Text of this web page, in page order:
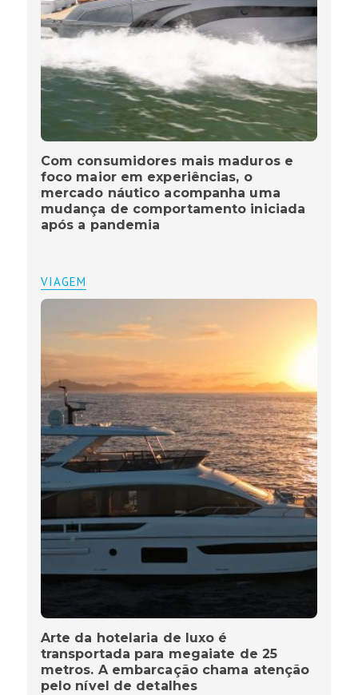
Com consumidores mais maduros e
foco maior em experiências, o
mercado náutico acompanha uma
mudança de comportamento iniciada
após a pandemia
VIAGEM
Arte da hotelaria de luxo é
transportada para megaiate de 25
metros. A embarcação chama atenção
pelo nível de detalhes